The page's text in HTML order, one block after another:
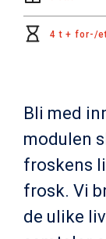
4 t + for-/
Bli med
modulen
froskens
frosk. Vi
de ulike